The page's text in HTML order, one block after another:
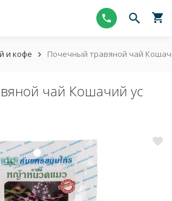
и кофе Почечный травяной чай
чай Кошачий ус